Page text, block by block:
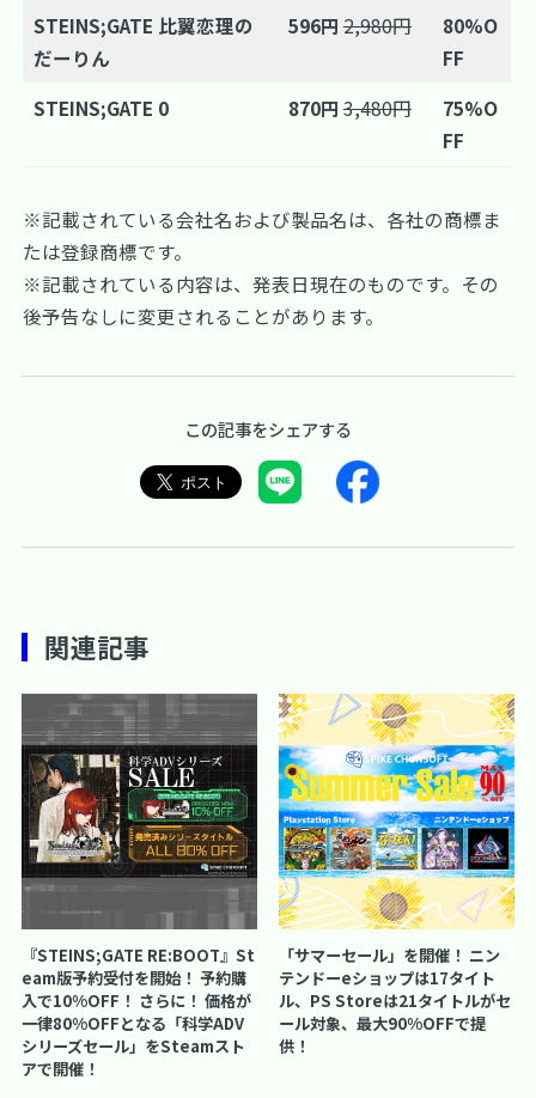
STEINS;GATE 比翼恋理の
だーりん
596円 2,980円
80%O
FF
STEINS;GATE 0
870円 3,480円
75%O
FF
※記載されている会社名および製品名は、各社の商標ま
たは登録商標です。
※記載されている内容は、発表日現在のものです。その
後予告なしに変更されることがあります。
この記事をシェアする
関連記事
『STEINS;GATE RE:BOOT』St
eam版予約受付を開始！ 予約購
入で10%OFF！ さらに！ 価格が
一律80%OFFとなる「科学ADV
シリーズセール」をSteamスト
アで開催！
「サマーセール」を開催！ ニン
テンドーeショップは17タイト
ル、PS Storeは21タイトルがセ
ール対象、最大90%OFFで提
供！